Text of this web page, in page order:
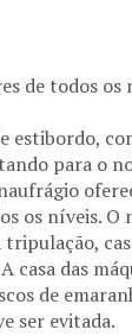
de todos os
estibordo,
para o
os níveis. O
das
de
ser evitada.